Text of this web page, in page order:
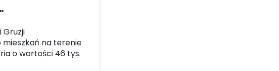
mieszkań na terenie
o wartości 46 tys.